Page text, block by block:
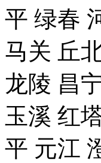
平 绿春
马关 丘
龙陵 昌
玉溪 红
平 元江